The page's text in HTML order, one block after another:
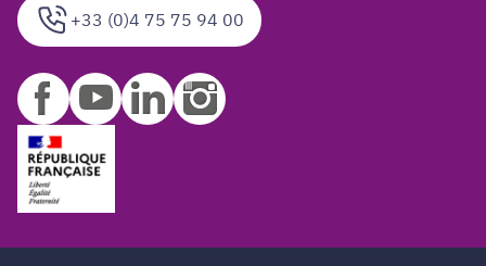
+33 (0)4 75 75 94 00